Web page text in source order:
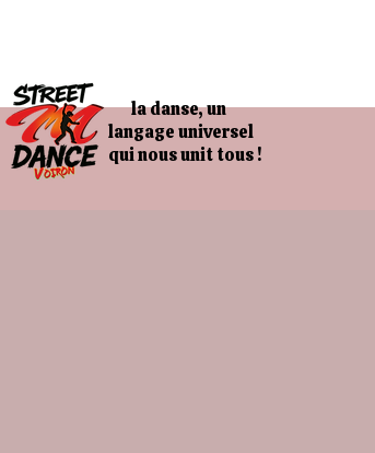
la danse, un
langage universel
qui nous unit tous !